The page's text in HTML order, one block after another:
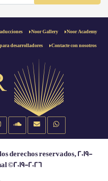
Noor Gallery Noor Academy
desarrolladores Contacte con nosotros
derechos reservados, 2019-
©2019-2026